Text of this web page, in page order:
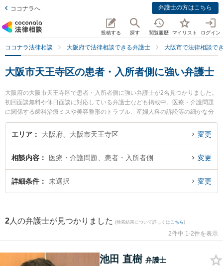
ココナラへ 弁護士の方はこちら
投稿する 探す 閲覧履歴 マイリスト ログイン
ココナラ法律相談 大阪府で法律相談できる弁護士 大阪市で法律相談で
大阪市天王寺区の患者・入所者側に強い弁護士
大阪府の大阪市天王寺区で患者・入所者側に強い弁護士が2名見つかりました。
初回面談無料や休日面談に対応している弁護士なども掲載中。医療・介護問題
に関係する歯科治療ミスや美容整形のトラブル、産婦人科の訴訟等の細かな分
野での絞り込み検索もでき便利です。特に上本町総合法律事務所の池田 直樹弁
護士や弁護士法人新都法律事務所の新井 一樹弁護士のプロフィール情報や弁護
者側のトラブル解決の実績豊富な近くの弁護士を検索したい』『初回相談無料
で患者・入所者側を法律相談できる大阪市天王寺区内の弁護士に相談予約した
い』などでお困りの相談者さんにおすすめです。
エリア 大阪府、大阪市天王寺区 変更
相談内容 医療・介護問題、患者・入所者側 変更
詳細条件 未選択 変更
2 人の弁護士が見つかりました (検索結果について詳しくは こちら)
2件中 1-2件を表示
池田 直樹 弁護士